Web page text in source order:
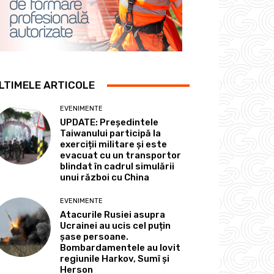
ARTICOLE
EVENIMENTE
UPDATE: Președintele
Taiwanului participă la
exerciții militare și este
evacuat cu un transportor
blindat în cadrul simulării
unui război cu China
EVENIMENTE
Atacurile Rusiei asupra
Ucrainei au ucis cel puțin
șase persoane.
Bombardamentele au lovit
regiunile Harkov, Sumî și
Herson